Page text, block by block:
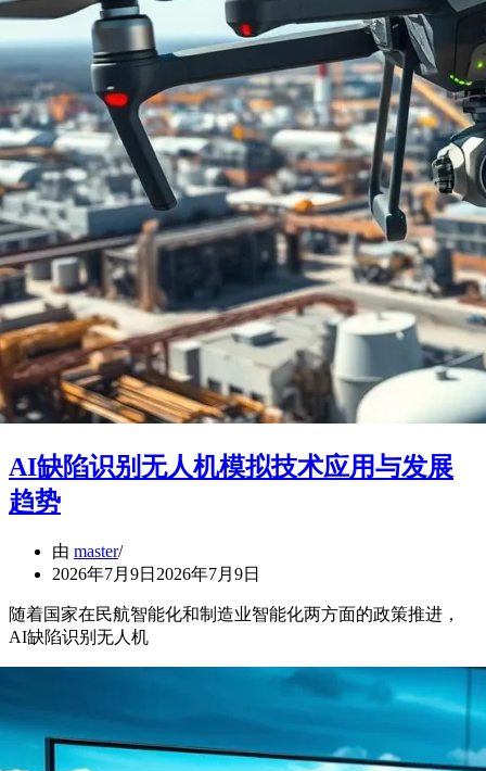
AI缺陷识别无人机模拟技术应用与发展
趋势
由 master
2026年7月9日 2026年7月9日
随着国家在民航智能化和制造业智能化两方面的政策推进，
AI缺陷识别无人机